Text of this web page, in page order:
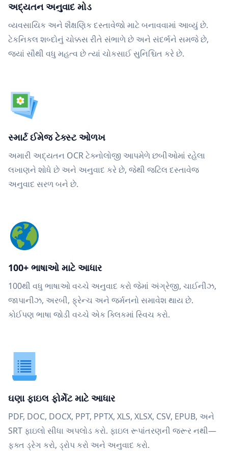
અદ્યતન અનુવાદ મોડ
વ્યવસાયિક અને શૈક્ષણિક દસ્તાવેજો માટે બનાવવામાં આવ્યું છે.
ટેકનિકલ શબ્દોનું ચોક્કસ રીતે સંભાળે છે અને સંદર્ભને સમજે છે,
જ્યાં સૌથી વધુ મહત્વ છે ત્યાં ચોકસાઈ સુનિશ્ચિત કરે છે.
સ્માર્ટ ઈમેજ ટેક્સ્ટ ઓળખ
અમારી અદ્યતન OCR ટેક્નોલોજી આપમેળે છબીઓમાં રહેલા
લખાણને શોધે છે અને અનુવાદ કરે છે, જેથી જટિલ દસ્તાવેજ
અનુવાદ સરળ બને છે.
100+ ભાષાઓ માટે આધાર
100થી વધુ ભાષાઓ વચ્ચે અનુવાદ કરો જેમાં અંગ્રેજી, ચાઈનીઝ,
જાપાનીઝ, અરબી, ફ્રેન્ચ અને જર્મનનો સમાવેશ થાય છે.
કોઈપણ ભાષા જોડી વચ્ચે એક ક્લિકમાં સ્વિચ કરો.
ઘણા ફાઇલ ફોર્મેટ માટે આધાર
PDF, DOC, DOCX, PPT, PPTX, XLS, XLSX, CSV, EPUB, અને
SRT ફાઇલો સીધા અપલોડ કરો. ફાઇલ રૂપાંતરણની જરૂર નથી—
ફક્ત ડ્રેગ કરો, ડ્રોપ કરો અને અનુવાદ કરો.